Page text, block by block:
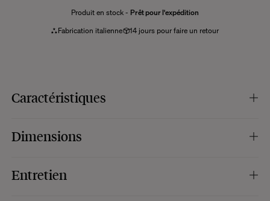
Produit en stock - Prêt pour l'expédition
Fabrication italienne
14 jours pour faire un retour
Caractéristiques
Composition :100% coton.
Fiacre, notre espace au Bon Marché et notre pop-up à Marseille.
Dimensions
Entretien